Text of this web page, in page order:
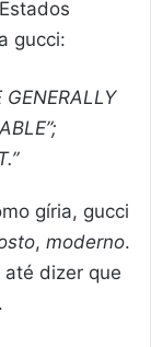
gucci:
GENERALLY
gíria, gucci
, moderno.
dizer que
.